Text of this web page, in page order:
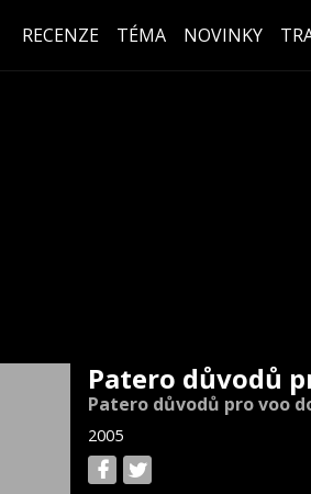
RECENZE TÉMA NOVINKY
Patero důvodů
Patero důvodů pro voo
2005